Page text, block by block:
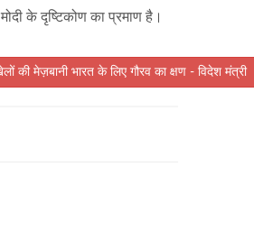
के दृष्टिकोण का प्रमाण है।
की मेज़बानी भारत के लिए गौरव का क्षण - विदेश मंत्री